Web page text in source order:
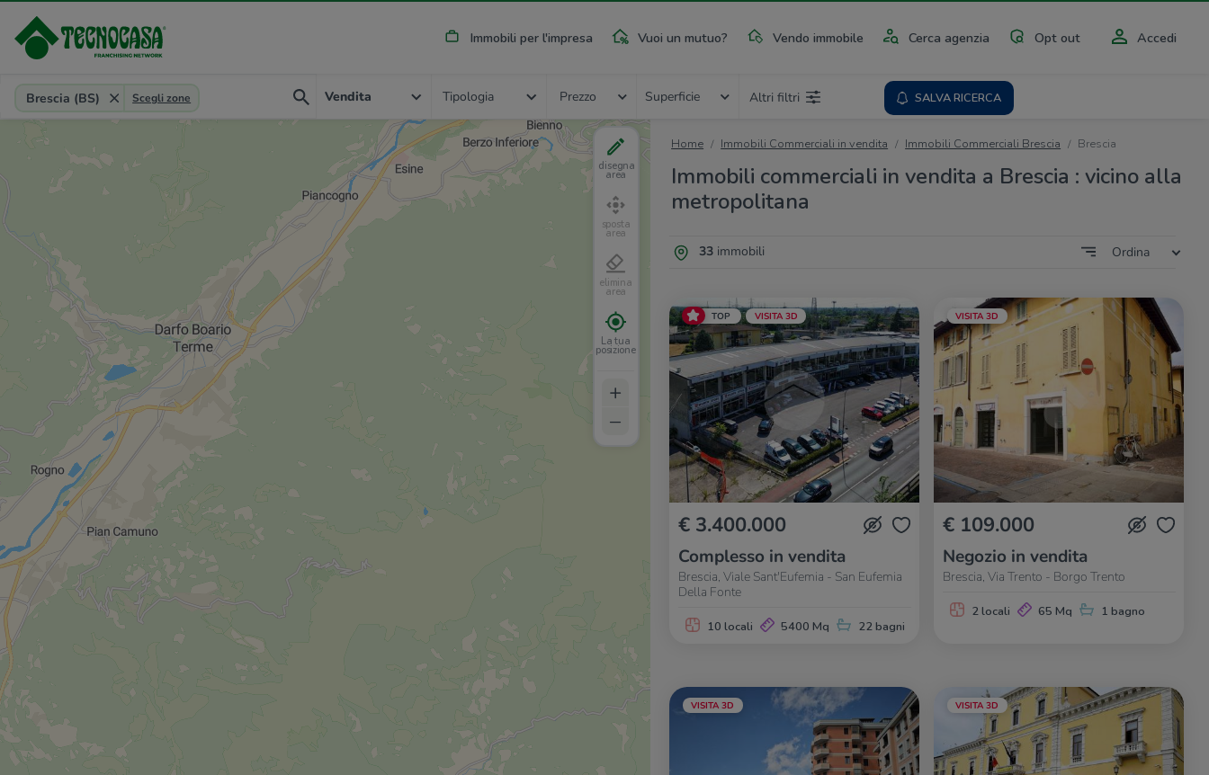
Immobili per l'impresa Vuoi un mutuo? Vendo immobile Cerca agenzia Opt out Accedi
Provincia, comune, zona, riferimento
Brescia (BS) Scegli zone Vendita Tipologia Prezzo Superficie Altri filtri SALVA RICERCA
Home Immobili Commerciali in vendita Immobili Commerciali Brescia Brescia
Immobili commerciali in vendita a Brescia : vicino alla
metropolitana
33immobili Ordina
TOP VISITA 3D
€ 3.400.000
Complesso in vendita
Brescia, Viale Sant'Eufemia - San Eufemia
Della Fonte
10 locali 5400 Mq 22 bagni
VISITA 3D
€ 109.000
Negozio in vendita
Brescia, Via Trento - Borgo Trento
2 locali 65 Mq 1 bagno
VISITA 3D VISITA 3D
disegna
area
sposta
area
elimina
area
La tua
posizione
+
–